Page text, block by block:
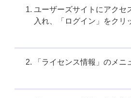
ユーザーズサイトにアクセ
入れ、「ログイン」をクリ
「ライセンス情報」のメ